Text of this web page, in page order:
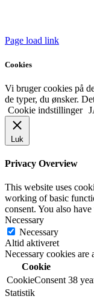
Page load link
Cookies
Vi bruger cookies på
de typer, du ønsker.
Cookie indstillinger
Luk
Privacy Overview
This website uses
working of basic
consent. You also
Necessary
Necessary
Altid aktiveret
Necessary cookies
Cookie
CookieConsent 38
Statistik